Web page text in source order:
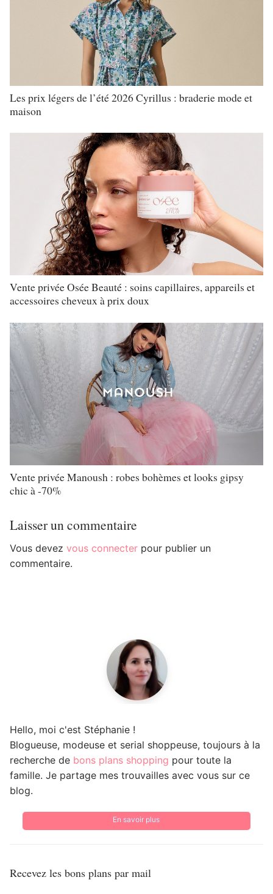
Les prix légers de l’été 2026 Cyrillus : braderie mode et
maison
Vente privée Osée Beauté : soins capillaires, appareils et
accessoires cheveux à prix doux
Vente privée Manoush : robes bohèmes et looks gipsy
chic à -70%
Laisser un commentaire
Vous devez vous connecter pour publier un
commentaire.
Hello, moi c'est Stéphanie !
Blogueuse, modeuse et serial shoppeuse, toujours à la
recherche de bons plans shopping pour toute la
famille. Je partage mes trouvailles avec vous sur ce
blog.
En savoir plus
Recevez les bons plans par mail